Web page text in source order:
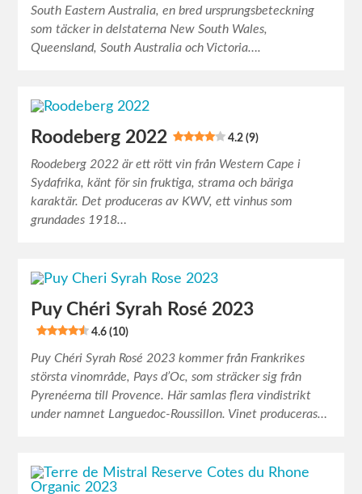
South Eastern Australia, en bred ursprungsbeteckning
som täcker in delstaterna New South Wales,
Queensland, South Australia och Victoria….
Roodeberg 2022 4.2 (9)
Roodeberg 2022 är ett rött vin från Western Cape i
Sydafrika, känt för sin fruktiga, strama och bäriga
karaktär. Det produceras av KWV, ett vinhus som
grundades 1918…
Puy Chéri Syrah Rosé 2023
4.6 (10)
Puy Chéri Syrah Rosé 2023 kommer från Frankrikes
största vinområde, Pays d’Oc, som sträcker sig från
Pyrenéerna till Provence. Här samlas flera vindistrikt
under namnet Languedoc-Roussillon. Vinet produceras…